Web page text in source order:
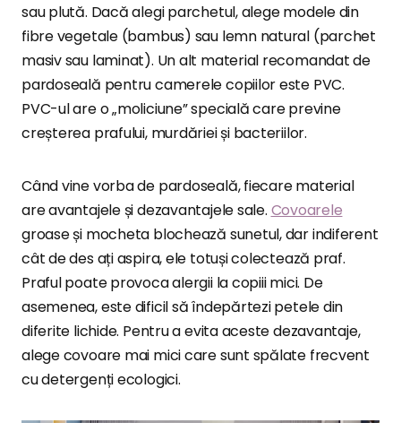
sau plută. Dacă alegi parchetul, alege modele din
fibre vegetale (bambus) sau lemn natural (parchet
masiv sau laminat). Un alt material recomandat de
pardoseală pentru camerele copiilor este PVC.
PVC-ul are o „moliciune” specială care previne
creșterea prafului, murdăriei și bacteriilor.
Când vine vorba de pardoseală, fiecare material
are avantajele și dezavantajele sale. Covoarele
groase și mocheta blochează sunetul, dar indiferent
cât de des ați aspira, ele totuși colectează praf.
Praful poate provoca alergii la copiii mici. De
asemenea, este dificil să îndepărtezi petele din
diferite lichide. Pentru a evita aceste dezavantaje,
alege covoare mai mici care sunt spălate frecvent
cu detergenți ecologici.